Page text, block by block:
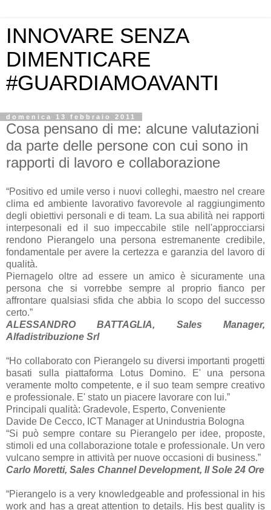
INNOVARE SENZA
DIMENTICARE
#GUARDIAMOAVANTI
domenica 13 febbraio 2011
Cosa pensano di me: alcune valutazioni
da parte delle persone con cui sono in
rapporti di lavoro e collaborazione
“Positivo ed umile verso i nuovi colleghi, maestro nel creare
clima ed ambiente lavorativo favorevole al raggiungimento
degli obiettivi personali e di team. La sua abilità nei rapporti
interpesonali ed il suo impeccabile stile nell'approcciarsi
rendono Pierangelo una persona estremanente credibile,
fondamentale per avere la certezza e garanzia del lavoro di
qualità.
Piernagelo oltre ad essere un amico è sicuramente una
persona che si vorrebbe sempre al proprio fianco per
affrontare qualsiasi sfida che abbia lo scopo del successo
certo.”
ALESSANDRO BATTAGLIA, Sales Manager,
Alfadistribuzione Srl
“Ho collaborato con Pierangelo su diversi importanti progetti
basati sulla piattaforma Lotus Domino. E' una persona
veramente molto competente, e il suo team sempre creativo
e professionale. E' stato un piacere lavorare con lui.”
Principali qualità: Gradevole, Esperto, Conveniente
Davide De Cecco, ICT Manager at Unindustria Bologna
“Si può sempre contare su Pierangelo per idee, proposte,
stimoli ed una collaborazione totale e professionale. Un vero
vulcano sempre in attività per nuove occasioni di business.”
Carlo Moretti, Sales Channel Development, Il Sole 24 Ore
“Pierangelo is a very knowledgeable and professional in his
work and has a great attention to details. His best quality is